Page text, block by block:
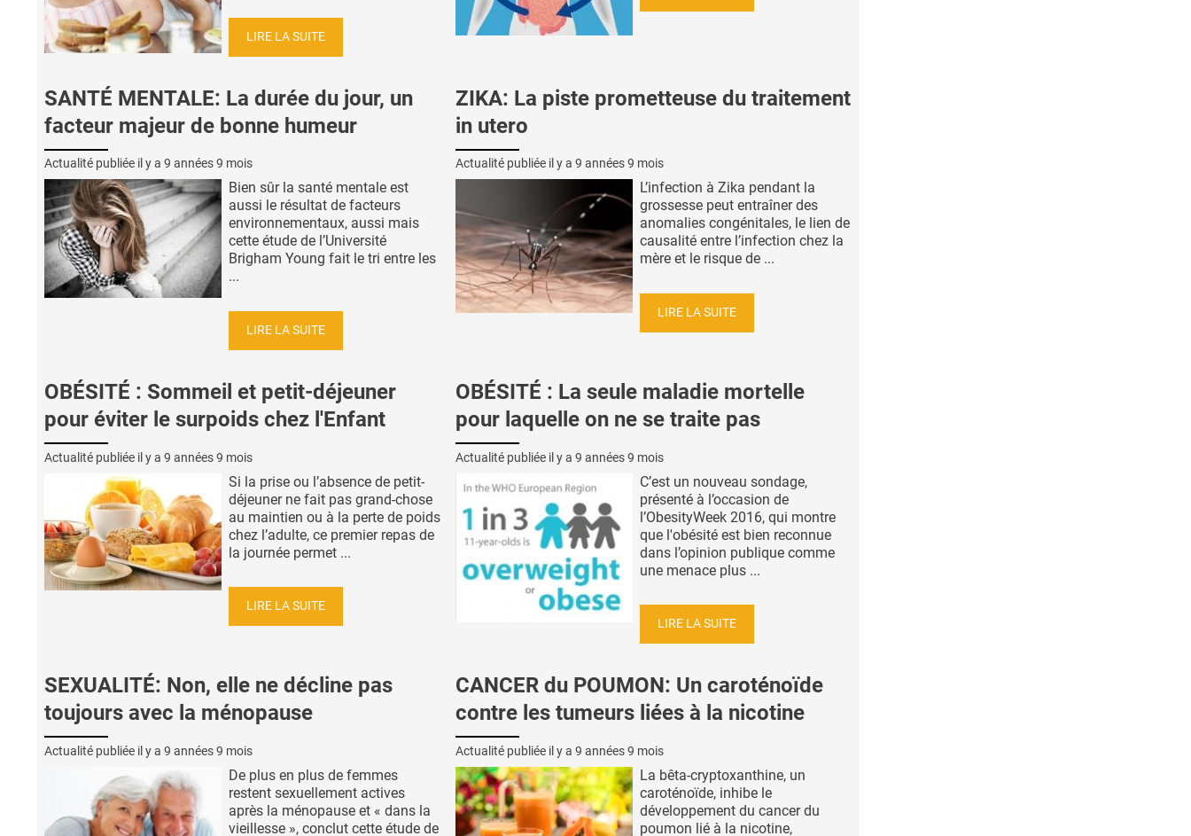
LIRE LA SUITE
SANTÉ MENTALE: La durée du jour, un
facteur majeur de bonne humeur
Actualité publiée il y a 9 années 9 mois
Bien sûr la santé mentale est
aussi le résultat de facteurs
environnementaux, aussi mais
cette étude de l’Université
Brigham Young fait le tri entre les
...
LIRE LA SUITE
ZIKA: La piste prometteuse du traitement
in utero
Actualité publiée il y a 9 années 9 mois
L’infection à Zika pendant la
grossesse peut entraîner des
anomalies congénitales, le lien de
causalité entre l’infection chez la
mère et le risque de ...
LIRE LA SUITE
OBÉSITÉ : Sommeil et petit-déjeuner
pour éviter le surpoids chez l'Enfant
Actualité publiée il y a 9 années 9 mois
Si la prise ou l’absence de petit-
déjeuner ne fait pas grand-chose
au maintien ou à la perte de poids
chez l’adulte, ce premier repas de
la journée permet ...
LIRE LA SUITE
OBÉSITÉ : La seule maladie mortelle
pour laquelle on ne se traite pas
Actualité publiée il y a 9 années 9 mois
C’est un nouveau sondage,
présenté à l’occasion de
l’ObesityWeek 2016, qui montre
que l'obésité est bien reconnue
dans l’opinion publique comme
une menace plus ...
LIRE LA SUITE
SEXUALITÉ: Non, elle ne décline pas
toujours avec la ménopause
Actualité publiée il y a 9 années 9 mois
De plus en plus de femmes
restent sexuellement actives
après la ménopause et « dans la
vieillesse », conclut cette étude de
CANCER du POUMON: Un caroténoïde
contre les tumeurs liées à la nicotine
Actualité publiée il y a 9 années 9 mois
La bêta-cryptoxanthine, un
caroténoïde, inhibe le
développement du cancer du
poumon lié à la nicotine,